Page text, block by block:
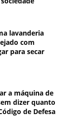
lavanderia
com
para secar
a máquina de
dizer quanto
de Defesa